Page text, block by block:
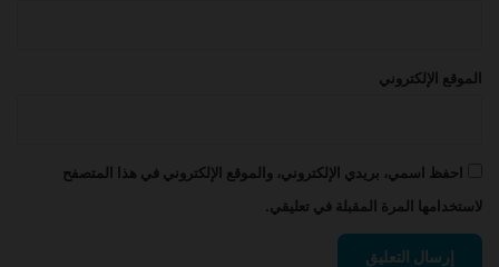
الموقع الإلكتروني
احفظ اسمي، بريدي الإلكتروني، والموقع الإلكتروني في هذا المتصفح
لاستخدامها المرة المقبلة في تعليقي.